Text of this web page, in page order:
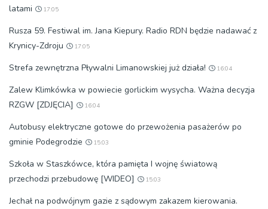
latami
17:05
Rusza 59. Festiwal im. Jana Kiepury. Radio RDN będzie nadawać z
Krynicy-Zdroju
17:05
Strefa zewnętrzna Pływalni Limanowskiej już działa! 16:04
Zalew Klimkówka w powiecie gorlickim wysycha. Ważna decyzja
RZGW [ZDJĘCIA]
16:04
Autobusy elektryczne gotowe do przewożenia pasażerów po
gminie Podegrodzie
15:03
Szkoła w Staszkówce, która pamięta I wojnę światową
przechodzi przebudowę [WIDEO]
15:03
Jechał na podwójnym gazie z sądowym zakazem kierowania.